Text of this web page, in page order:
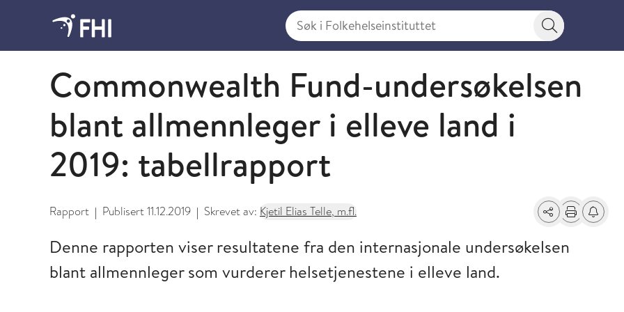
Søk i Folkehelseinstituttet
Søkeknapp
2019 - publikasjoner fra FHI
Commonwealth Fund-undersøkelsen
blant allmennleger i elleve land i
2019: tabellrapport
Rapport | Publisert11.12.2019 | Skrevet av: Kjetil Elias Telle, m.fl. Del Skriv ut
Få
Denne rapporten viser resultatene fra den internasjonale undersøkelsen
blant allmennleger som vurderer helsetjenestene i elleve land.